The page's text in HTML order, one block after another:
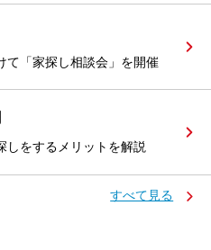
て「家探し相談会」を開催
しをするメリットを解説
すべて見る